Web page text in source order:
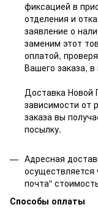
фиксацией в
отделения и
заявление о
заменим этот
оплатой,
Вашего заказа,
Доставка Новой
зависимости от
заказа вы
посылку.
Адресная
осуществляется
почта"
Способы оплаты